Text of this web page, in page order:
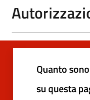
Quanto
su questa